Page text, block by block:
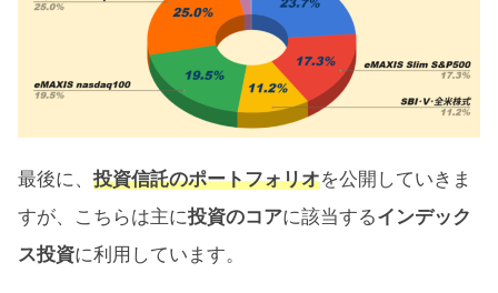
最後に、 投資信託のポートフォリオを公開していきま
すが、こちらは主に投資のコアに該当するインデック
ス投資に利用しています。